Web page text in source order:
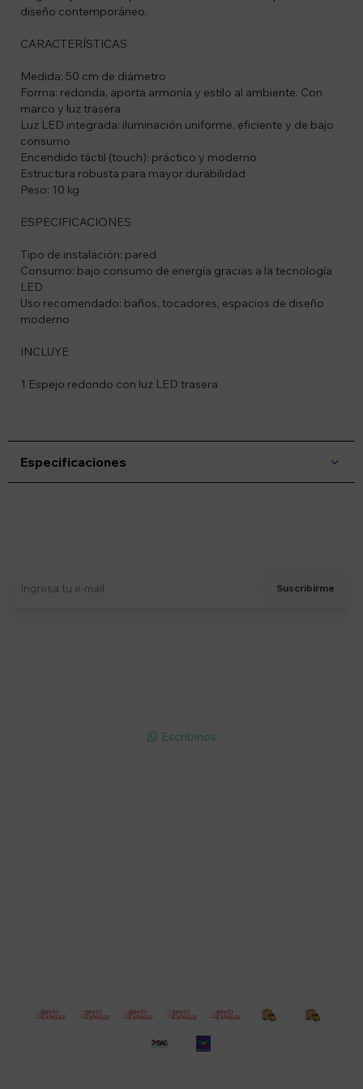
diseño contemporáneo.
CARACTERÍSTICAS
Medida: 50 cm de diámetro
Forma: redonda, aporta armonía y estilo al ambiente. Con
marco y luz trasera.
Luz LED integrada: iluminación uniforme, eficiente y de bajo
consumo
Encendido táctil (touch): práctico y moderno
Estructura robusta para mayor durabilidad
Peso: 10 kg
ESPECIFICACIONES
Tipo de instalación: pared
Consumo: bajo consumo de energía gracias a la tecnología
LED
Uso recomendado: baños, tocadores, espacios de diseño
moderno
INCLUYE
1 Espejo redondo con luz LED trasera
Especificaciones
Suscribirme
 Escribinos